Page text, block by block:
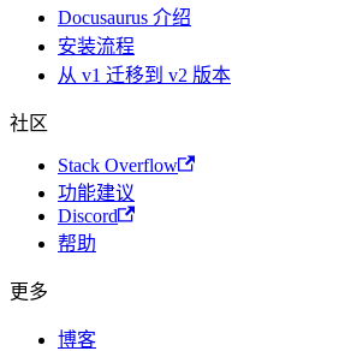
Docusaurus 介绍
安装流程
从 v1 迁移到 v2 版本
社区
Stack Overflow
功能建议
Discord
帮助
更多
博客